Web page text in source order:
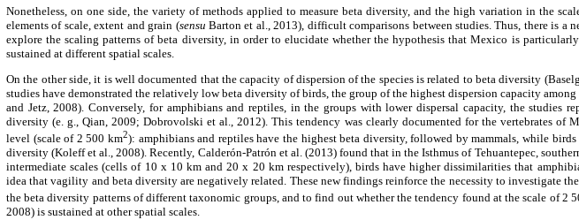
Nonetheless, on one side, the variety of methods applied to measure beta diversity, and the high variation in the
elements of scale, extent and grain (sensu Barton et al., 2013), difficult comparisons between studies. Thus, there is a
explore the scaling patterns of beta diversity, in order to elucidate whether the hypothesis that Mexico is
sustained at different spatial scales.
On the other side, it is well documented that the capacity of dispersion of the species is related to beta diversity
studies have demonstrated the relatively low beta diversity of birds, the group of the highest dispersion capacity
and Jetz, 2008). Conversely, for amphibians and reptiles, in the groups with lower dispersal capacity, the studies
diversity (e. g., Qian, 2009; Dobrovolski et al., 2012). This tendency was clearly documented for the vertebrates of
level (scale of 2 500 km2): amphibians and reptiles have the highest beta diversity, followed by mammals, while birds
diversity (Koleff et al., 2008). Recently, Calderón-Patrón et al. (2013) found that in the Isthmus of Tehuantepec,
intermediate scales (cells of 10 x 10 km and 20 x 20 km respectively), birds have higher dissimilarities that
idea that vagility and beta diversity are negatively related. These new findings reinforce the necessity to investigate
the beta diversity patterns of different taxonomic groups, and to find out whether the tendency found at the scale of 2
2008) is sustained at other spatial scales.